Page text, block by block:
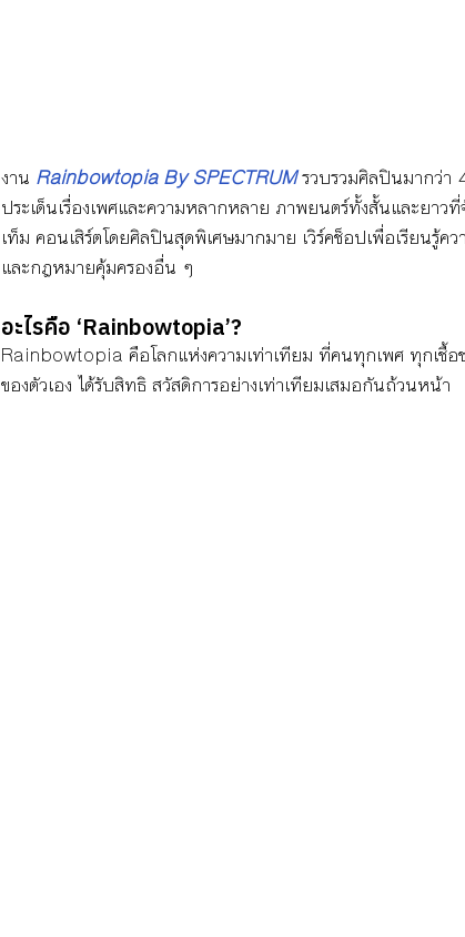
งาน Rainbowtopia By SPECTRUM รวบรวมศิลปินมากว่า
ประเด็นเรื่องเพศและความหลากหลาย ภาพยนตร์ทั้งสั้นและยา
เท็ม คอนเสิร์ตโดยศิลปินสุดพิเศษมากมาย เวิร์คช็อปเพื่อเรียนรู้
และกฎหมายคุ้มครองอื่น ๆ
อะไรคือ ‘Rainbowtopia’?
Rainbowtopia คือโลกแห่งความเท่าเทียม ที่คนทุกเพศ ทุกเชื้
ของตัวเอง ได้รับสิทธิ สวัสดิการอย่างเท่าเทียมเสมอกันถ้วนหน้า